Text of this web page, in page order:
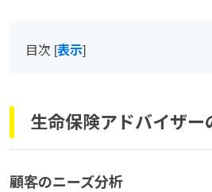
目次 [表示]
生命保険アドバイザー
顧客のニーズ分析